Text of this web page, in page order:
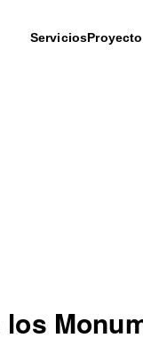
Servicios